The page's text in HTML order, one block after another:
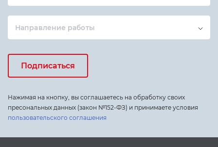
Направление работы
Подписаться
Нажимая на кнопку, вы соглашаетесь на обработку своих
пресональных данных (закон №152-ФЗ) и принимаете условия
пользовательского соглашения